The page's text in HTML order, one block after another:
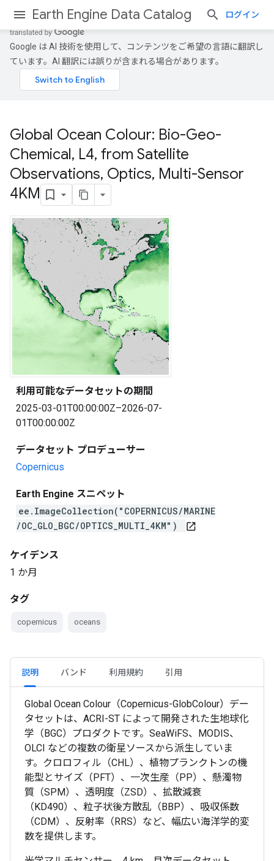
Earth Engine Data Catalog ログイン
Google は AI 技術を使用して、コンテンツをご希望の言語に翻訳し
ています。AI 翻訳には誤りが含まれる場合があります。
Global Ocean Colour: Bio-Geo-
Chemical, L4, from Satellite
Observations, Optics, Multi-Sensor
4KM
利用可能なデータセットの期間
2025-03-01T00:00:00Z–2026-07-
01T00:00:00Z
データセット プロデューサー
Copernicus
Earth Engine スニペット
ee.ImageCollection("COPERNICUS/MARINE
/OC_GLO_BGC/OPTICS_MULTI_4KM")
open_in_new
ケイデンス
1 か月
タグ
copernicus oceans
説明 バンド 利用規約 引用
Global Ocean Colour（Copernicus-GlobColour）デー
タセットは、ACRI-ST によって開発された生地球化
学（BGC）プロダクトです。SeaWiFS、MODIS、
OLCI などの複数の衛星ソースから派生していま
す。クロロフィル（CHL）、植物プランクトンの機
能型とサイズ（PFT）、一次生産（PP）、懸濁物
質（SPM）、透明度（ZSD）、拡散減衰
（KD490）、粒子状後方散乱（BBP）、吸収係数
（CDM）、反射率（RRS）など、幅広い海洋学的変
数を提供します。